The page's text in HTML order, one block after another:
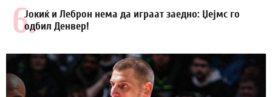
6.Јокиќ и Леброн нема да играат заедно: Џејмс го
одбил Денвер!